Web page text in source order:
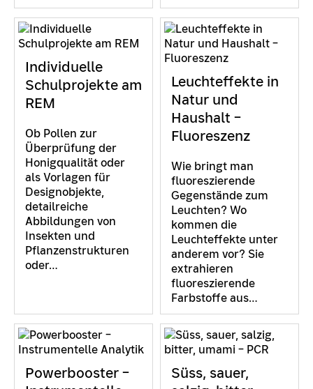
Individuelle
Schulprojekte am
REM
Ob Pollen zur
Überprüfung der
Honigqualität oder
als Vorlagen für
Designobjekte,
detailreiche
Abbildungen von
Insekten und
Pflanzenstrukturen
oder…
Leuchteffekte in
Natur und
Haushalt –
Fluoreszenz
Wie bringt man
fluoreszierende
Gegenstände zum
Leuchten? Wo
kommen die
Leuchteffekte unter
anderem vor? Sie
extrahieren
fluoreszierende
Farbstoffe aus…
Powerbooster –
Süss, sauer,